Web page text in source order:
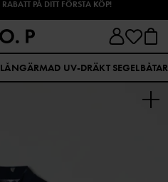
LÅNGÄRMAD UV-DRÄKT SEGELBÅTAR